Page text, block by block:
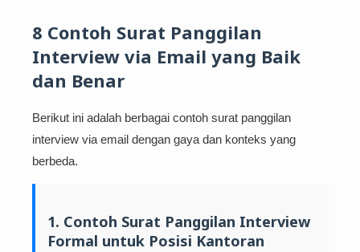
8 Contoh Surat Panggilan
Interview via Email yang Baik
dan Benar
Berikut ini adalah berbagai contoh surat panggilan
interview via email dengan gaya dan konteks yang
berbeda.
1. Contoh Surat Panggilan Interview
Formal untuk Posisi Kantoran